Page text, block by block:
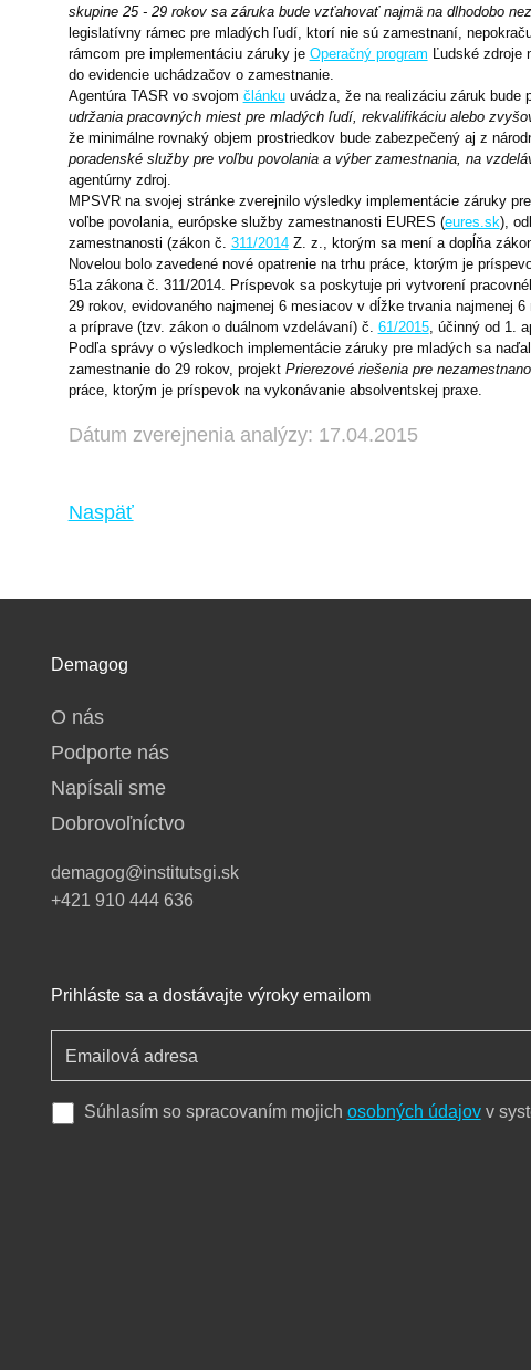
skupine 25 - 29 rokov sa záruka bude vzťahovať najmä na dlhodobo
legislatívny rámec pre mladých ľudí, ktorí nie sú zamestnaní,
rámcom pre implementáciu záruky je Operačný program Ľudské zdroje
do evidencie uchádzačov o zamestnanie.
Agentúra TASR vo svojom článkuuvádza, že na realizáciu záruk bude
udržania pracovných miest pre mladých ľudí, rekvalifikáciu alebo
že minimálne rovnaký objem prostriedkov bude zabezpečený aj z
poradenské služby pre voľbu povolania a výber zamestnania, na
agentúrny zdroj.
MPSVR na svojej stránke zverejnilo výsledky implementácie záruky
voľbe povolania, európske služby zamestnanosti EURES (eures.sk),
zamestnanosti (zákon č. 311/2014Z. z., ktorým sa mení a dopĺňa
Novelou bolo zavedené nové opatrenie na trhu práce, ktorým je
51a zákona č. 311/2014. Príspevok sa poskytuje pri vytvorení
29 rokov, evidovaného najmenej 6 mesiacov v dĺžke trvania najmenej
a príprave (tzv. zákon o duálnom vzdelávaní) č. 61/2015, účinný od 1.
Podľa správy o výsledkoch implementácie záruky pre mladých sa
zamestnanie do 29 rokov, projekt Prierezové riešenia pre
práce, ktorým je príspevok na vykonávanie absolventskej praxe.
Dátum zverejnenia analýzy: 17.04.2015
Naspäť
Demagog
O nás
Podporte nás
Napísali sme
Dobrovoľníctvo
demagog@institutsgi.sk
+421 910 444 636
Prihláste sa a dostávajte výroky emailom
Súhlasím so spracovaním mojich osobných údajovv